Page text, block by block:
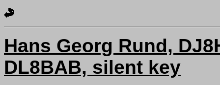
Hans Georg Rund,
DL8BAB, silent key